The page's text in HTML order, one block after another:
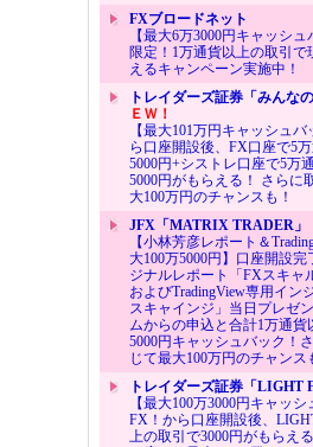
FXブロードネット
【最大6万3000円キャッシ
限定！1万通貨以上の取引で
えるキャンペーン実施中！
トレイダーズ証券「みんなの
ＥＷ！
【最大101万円キャッシュ
ら口座開設後、FX口座で5
5000円+シストレ口座で5万
5000円がもらえる！ さらに
大100万円のチャンスも！
JFX「MATRIX TRADER」
【小林芳彦レポート＆
大100万5000円】口座開設完
ジナルレポート「FXスキャ
およびTradingView専用イン
スキャインジ」当日プレゼ
ムからの申込と合計1万通貨
5000円キャッシュバック！
じて最大100万円のチャンス
トレイダーズ証券「LIGHT
【最大100万3000円キャッ
FX！から口座開設後、
上の取引で3000円がもらえ